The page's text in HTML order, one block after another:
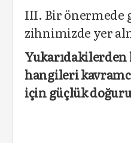
III. Bir önermede
zihnimizde yer
Yukarıdakilerden
hangileri
için güçlük